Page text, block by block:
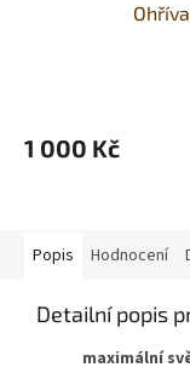
1 000 Kč
Popis Hodnocení
Detailní popis
maximální